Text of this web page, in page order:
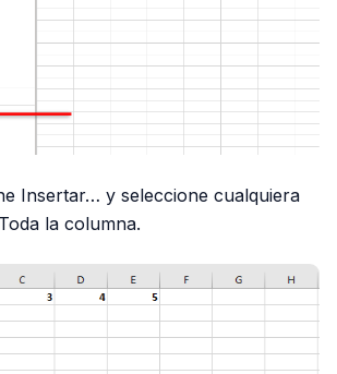
Insertar… y seleccione cualquiera
la columna.